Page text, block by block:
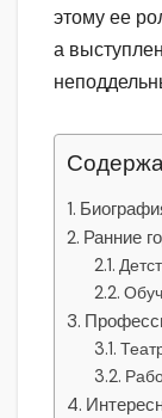
этому ее
а
Ранние